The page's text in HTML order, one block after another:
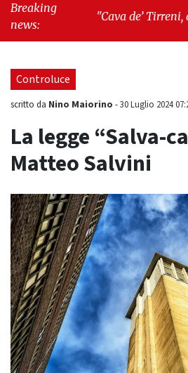
Breaking
news:
"Cava de’ Tirreni,
fragilità sociali e
Controluce
scritto da Nino Maiorino -30 Luglio 2024
La legge “Salva-
Matteo Salvini